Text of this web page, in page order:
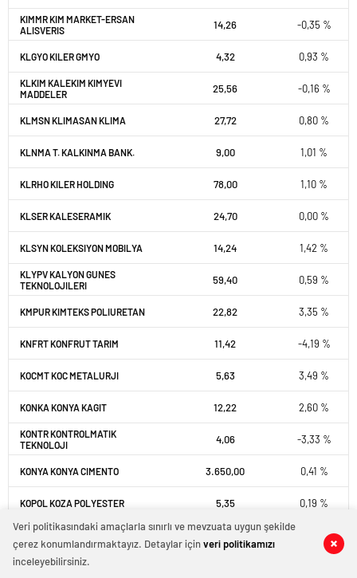
KIMMR KIM MARKET-ERSAN
ALISVERIS
14,26 -0,35 %
KLGYO KILER GMYO 4,32 0,93 %
KLKIM KALEKIM KIMYEVI
MADDELER
25,56 -0,16 %
KLMSN KLIMASAN KLIMA 27,72 0,80 %
KLNMA T. KALKINMA BANK. 9,00 1,01 %
KLRHO KILER HOLDING 78,00 1,10 %
KLSER KALESERAMIK 24,70 0,00 %
KLSYN KOLEKSIYON MOBILYA 14,24 1,42 %
KLYPV KALYON GUNES
TEKNOLOJILERI
59,40 0,59 %
KMPUR KIMTEKS POLIURETAN 22,82 3,35 %
KNFRT KONFRUT TARIM 11,42 -4,19 %
KOCMT KOC METALURJI 5,63 3,49 %
KONKA KONYA KAGIT 12,22 2,60 %
KONTR KONTROLMATIK
TEKNOLOJI
4,06 -3,33 %
KONYA KONYA CIMENTO 3.650,00 0,41 %
KOPOL KOZA POLYESTER 5,35 0,19 %
KORDS KORDSA TEKNIK TEKSTIL 68,40 -1,23 %
KOTON KOTON MAGAZACILIK
Veri politikasındaki amaçlarla sınırlı ve mevzuata uygun şekilde
çerez konumlandırmaktayız. Detaylar içinveri politikamızı
inceleyebilirsiniz.